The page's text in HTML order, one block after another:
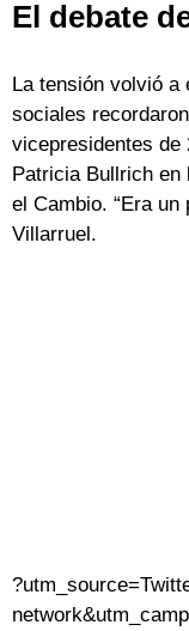
El debate
La tensión volvió a
sociales
vicepresidentes de
Patricia Bullrich
el Cambio. “Era un
Villarruel.